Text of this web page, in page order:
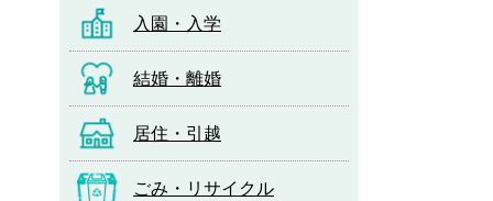
入園・入学
結婚・離婚
居住・引越
ごみ・リサイクル